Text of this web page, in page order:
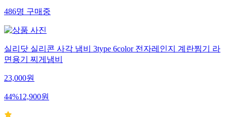
486명구매중
실리닷 실리콘 사각 냄비 3type 6color 전자레인지 계란찜기 라
면용기 찌게냄비
23,000원
44%12,900원